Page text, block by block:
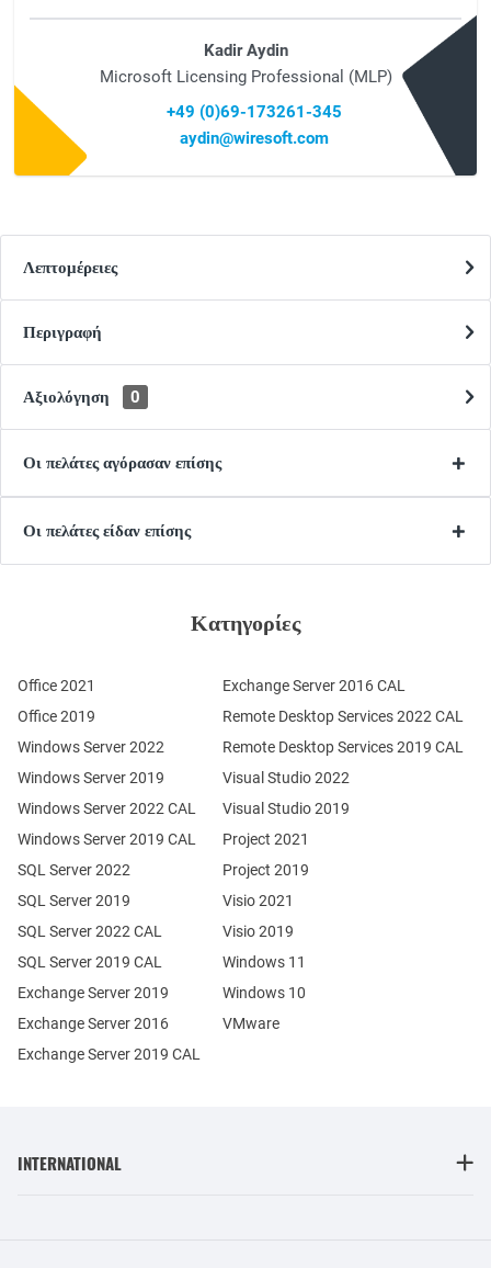
Kadir Aydin
Microsoft Licensing Professional (MLP)
+49 (0)69-173261-345
aydin@wiresoft.com
Λεπτομέρειες
Περιγραφή
Αξιολόγηση 0
Οι πελάτες αγόρασαν επίσης
Οι πελάτες είδαν επίσης
Κατηγορίες
Office 2021
Office 2019
Windows Server 2022
Windows Server 2019
Exchange Server 2019
Exchange Server 2016
SQL Server 2022
SQL Server 2019
Windows Server 2022 CAL
Windows Server 2019 CAL
SQL Server 2022 CAL
SQL Server 2019 CAL
Remote Desktop Services 2022 CAL
Remote Desktop Services 2019 CAL
Exchange Server 2019 CAL
Exchange Server 2016 CAL
Visual Studio 2022
Visual Studio 2019
Project 2021
Project 2019
Visio 2021
Visio 2019
Windows 11
Windows 10
VMware
INTERNATIONAL